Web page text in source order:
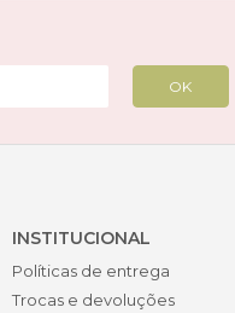
INSTITUCIONAL
Políticas de entrega
Trocas e devoluções